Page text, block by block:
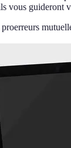
vous guideront
proerreurs